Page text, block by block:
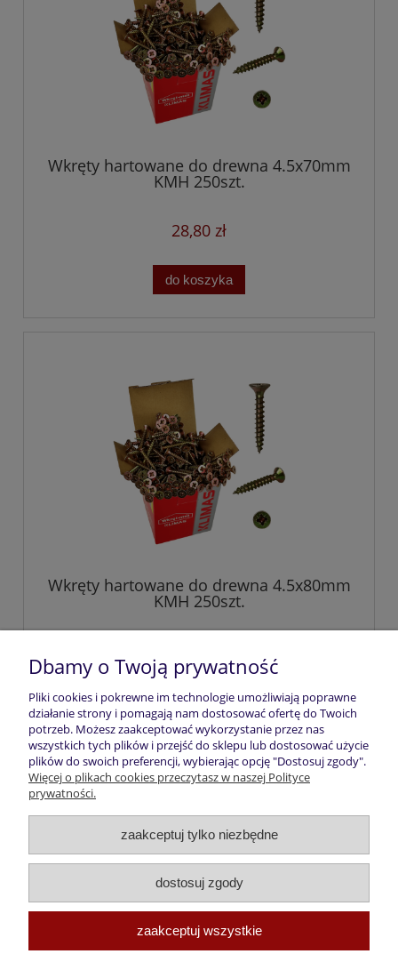
Wkręty hartowane do drewna 4.5x70mm
KMH 250szt.
28,80 zł
do koszyka
Wkręty hartowane do drewna 4.5x80mm
KMH 250szt.
do koszyka
Pomoc
Moje konto
Płatności i dostawa
Informacje
O nas
Dbamy o Twoją prywatność
Pliki cookies i pokrewne im technologie umożliwiają poprawne
działanie strony i pomagają nam dostosować ofertę do Twoich
potrzeb. Możesz zaakceptować wykorzystanie przez nas
wszystkich tych plików i przejść do sklepu lub dostosować użycie
plików do swoich preferencji, wybierając opcję "Dostosuj zgody".
Więcej o plikach cookies przeczytasz w naszej Polityce
prywatności.
zaakceptuj tylko niezbędne
dostosuj zgody
zaakceptuj wszystkie